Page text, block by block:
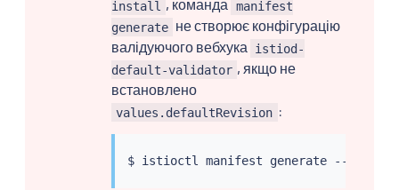
install , команда
manifest
generate не створює конфігурацію
валідуючого вебхука
istiod-
default-validator , якщо не
встановлено
values.defaultRevision :
$ istioctl manifest generate --set